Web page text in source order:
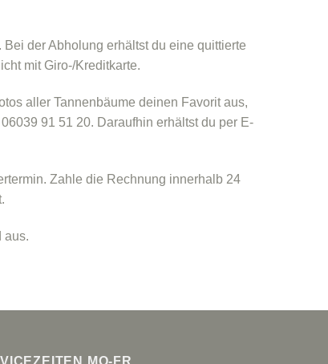
der Abholung erhältst du eine quittierte
mit Giro-/Kreditkarte.
aller Tannenbäume deinen Favorit aus,
91 51 20. Daraufhin erhältst du per E-
Zahle die Rechnung innerhalb 24
aus.